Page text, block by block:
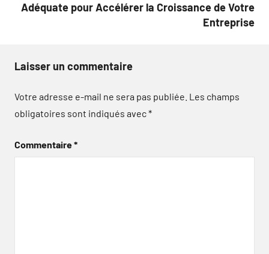
Adéquate pour Accélérer la Croissance de Votre
Entreprise
Laisser un commentaire
Votre adresse e-mail ne sera pas publiée. Les champs
obligatoires sont indiqués avec*
Commentaire*